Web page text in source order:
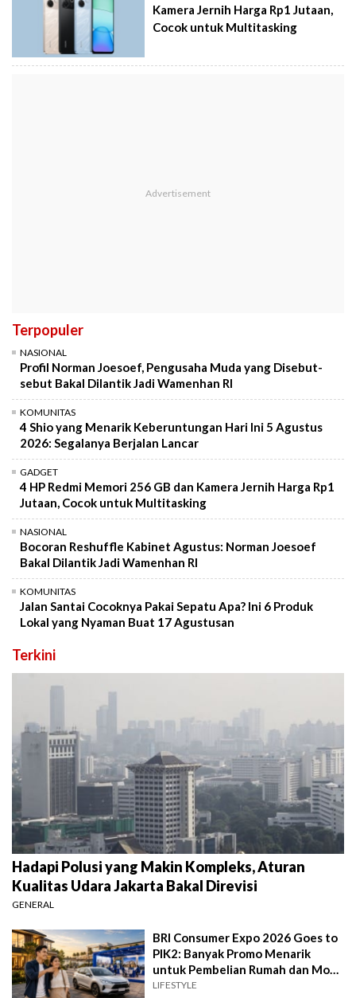
Kamera Jernih Harga Rp1 Jutaan,
Cocok untuk Multitasking
Terpopuler
NASIONAL
Profil Norman Joesoef, Pengusaha Muda yang Disebut-
sebut Bakal Dilantik Jadi Wamenhan RI
KOMUNITAS
4 Shio yang Menarik Keberuntungan Hari Ini 5 Agustus
2026: Segalanya Berjalan Lancar
GADGET
4 HP Redmi Memori 256 GB dan Kamera Jernih Harga Rp1
Jutaan, Cocok untuk Multitasking
NASIONAL
Bocoran Reshuffle Kabinet Agustus: Norman Joesoef
Bakal Dilantik Jadi Wamenhan RI
KOMUNITAS
Jalan Santai Cocoknya Pakai Sepatu Apa? Ini 6 Produk
Lokal yang Nyaman Buat 17 Agustusan
Terkini
Hadapi Polusi yang Makin Kompleks, Aturan
Kualitas Udara Jakarta Bakal Direvisi
GENERAL
BRI Consumer Expo 2026 Goes to
PIK2: Banyak Promo Menarik
untuk Pembelian Rumah dan Mobil
Baru
LIFESTYLE